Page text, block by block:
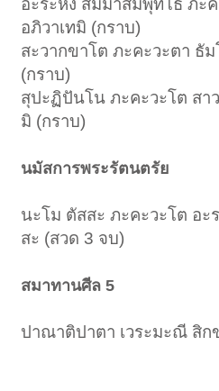
อะระหัง สัมมาสัมพุทโธ ภะ
อภิวาเทมิ (กราบ)
สะวากขาโต ภะคะวะตา ธั
(กราบ)
สุปะฏิปันโน ภะคะวะโต สา
มิ (กราบ)
นมัสการพระรัตนตรัย
นะโม ตัสสะ ภะคะวะโต อ
สะ (สวด 3 จบ)
สมาทานศีล 5
ปาณาติปาตา เวระมะณี สิก